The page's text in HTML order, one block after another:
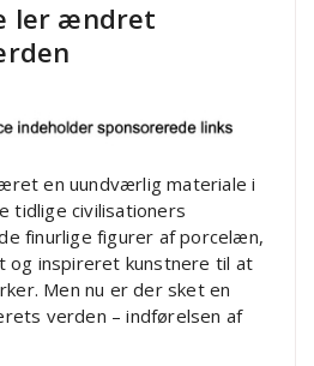
ler ændret
en uundværlig materiale i
tidlige civilisationers
finurlige figurer af porcelæn,
og inspireret kunstnere til at
Men nu er der sket en
verden – indførelsen af